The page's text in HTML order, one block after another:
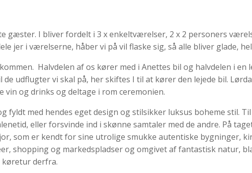
gæster. I bliver fordelt i 3 x enkeltværelser, 2 x 2 personers
jer i værelserne, håber vi på vil flaske sig, så alle bliver glade,
Halvdelen af os kører med i Anettes bil og halvdelen i en
udflugter vi skal på, her skiftes I til at kører den lejede bil.
og drinks og deltage i rom ceremonien.
med hendes eget design og stilsikker luksus boheme stil.
eller forsvinde ind i skønne samtaler med de andre. På
som er kendt for sine utrolige smukke autentiske bygninger,
shopping og markedspladser og omgivet af fantastisk natur,
køretur derfra.